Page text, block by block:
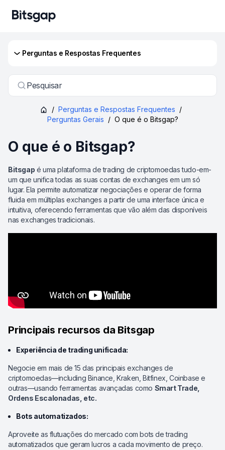
Perguntas e Respostas Frequentes
Pesquisar
/ Perguntas e Respostas Frequentes /
Perguntas Gerais / O que é o Bitsgap?
O que é o Bitsgap?
Bitsgap é uma plataforma de trading de criptomoedas tudo-em-
um que unifica todas as suas contas de exchanges em um só
lugar. Ela permite automatizar negociações e operar de forma
fluida em múltiplas exchanges a partir de uma interface única e
intuitiva, oferecendo ferramentas que vão além das disponíveis
nas exchanges tradicionais.
Principais recursos da Bitsgap
Experiência de trading unificada:
Negocie em mais de 15 das principais exchanges de
criptomoedas—including Binance, Kraken, Bitfinex, Coinbase e
outras—usando ferramentas avançadas como Smart Trade,
Ordens Escalonadas, etc.
Bots automatizados:
Aproveite as flutuações do mercado com bots de trading
automatizados que geram lucros a cada movimento de preço.